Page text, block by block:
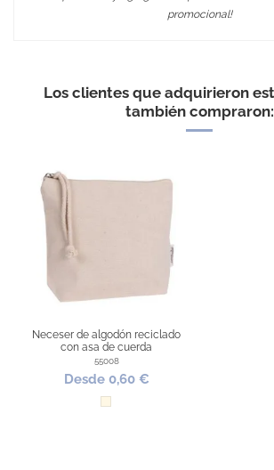
promocional!
Polar fleece
SÍ
Puedes encontrarlo en:
Los clientes que adquirieron
también compraron:
Neceser de algodón reciclado
con asa de cuerda
55008
Desde 0,60 €
Natural